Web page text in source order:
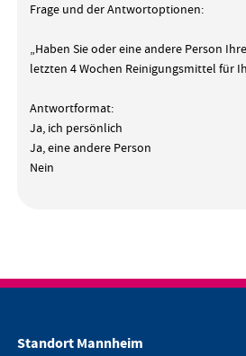
Frage und der Antwortoptionen:
„Haben Sie oder eine andere Person
letzten 4 Wochen Reinigungsmittel für
Antwortformat:
Ja, ich persönlich
Ja, eine andere Person
Nein
Standort Mannheim